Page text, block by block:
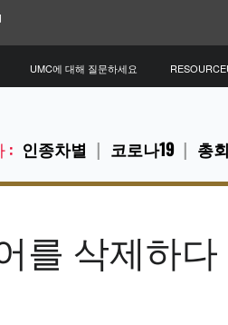
: 인종차별 코로나19 총회
UMC에 대해 질문하세요
를 삭제하다